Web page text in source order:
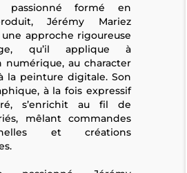
passionné formé en
Jérémy Mariez
approche rigoureuse
qu’il applique à
numérique, au character
la peinture digitale. Son
à la fois expressif
s’enrichit au fil de
mêlant commandes
et créations